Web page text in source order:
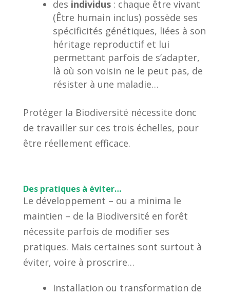
des individus : chaque être vivant
(Être humain inclus) possède ses
spécificités génétiques, liées à son
héritage reproductif et lui
permettant parfois de s’adapter,
là où son voisin ne le peut pas, de
résister à une maladie…
Protéger la Biodiversité nécessite donc
de travailler sur ces trois échelles, pour
être réellement efficace.
Des pratiques à éviter…
Le développement – ou a minima le
maintien – de la Biodiversité en forêt
nécessite parfois de modifier ses
pratiques. Mais certaines sont surtout à
éviter, voire à proscrire…
Installation ou transformation de